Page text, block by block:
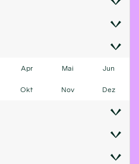
Apr Mai Jun
Okt Nov Dez